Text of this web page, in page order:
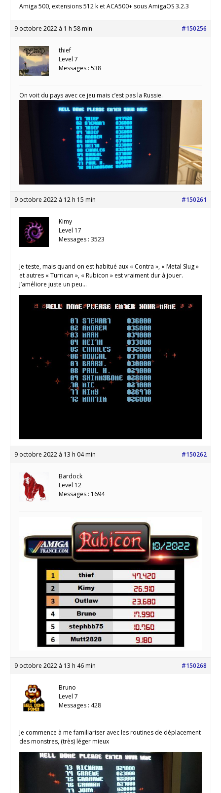
Amiga 500, extensions 512 k et ACA500+ sous AmigaOS 3.2.3
9 octobre 2022 à 1 h 58 min #150256
thief
Level 7
Messages : 538
On voit du pays avec ce jeu mais c’est pas la Russie.
9 octobre 2022 à 12 h 15 min #150261
Kimy
Level 17
Messages : 3523
Je teste, mais quand on est habitué aux « Contra », « Metal Slug »
et autres « Turrican », « Rubicon » est vraiment dur à jouer.
J’améliore juste un peu…
9 octobre 2022 à 13 h 04 min #150262
Bardock
Level 12
Messages : 1694
9 octobre 2022 à 13 h 46 min #150268
Bruno
Level 7
Messages : 428
Je commence à me familiariser avec les routines de déplacement
des monstres, (très) léger mieux